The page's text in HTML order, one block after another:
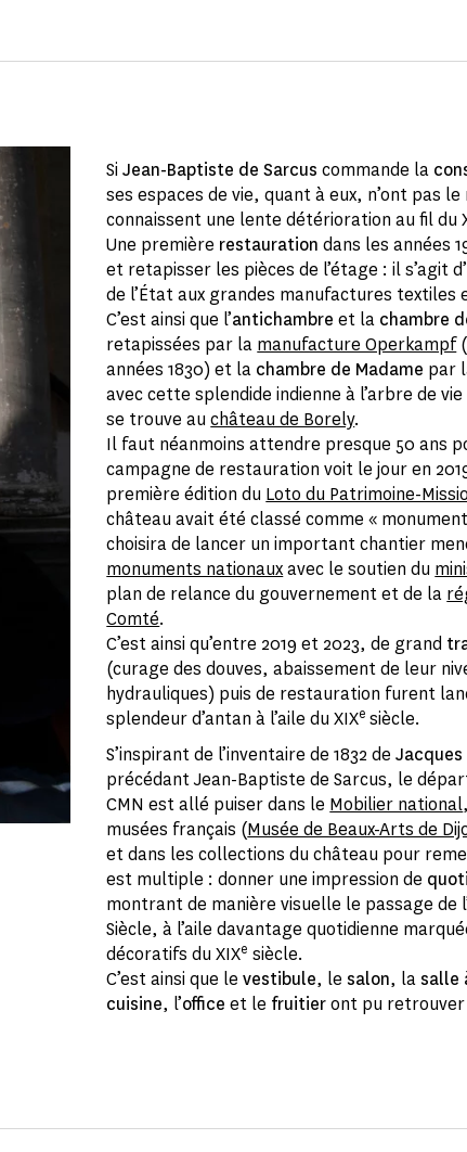
SiJean-Baptiste de Sarcus commande la
ses espaces de vie, quant à eux, n’ont pas
connaissent une lente détérioration au fil du
Une première restaurationdans les années
et retapisser les pièces de l’étage : il s’agit
de l’État aux grandes manufactures textiles
C’est ainsi que l’antichambre et la chambre
retapissées par la manufacture Operkampf
années 1830) et la chambre de Madame par
avec cette splendide indienne à l’arbre de
se trouve auchâteau de Borely.
Il faut néanmoins attendre presque 50 ans
campagne de restauration voit le jour en
première édition du Loto du Patrimoine-
château avait été classé comme «
choisira de lancer un important chantier
monuments nationauxavec le soutien du
plan de relance du gouvernement et de la
Comté.
C’est ainsi qu’entre 2019 et 2023, de grand
(curage des douves, abaissement de leur
hydrauliques) puis de restauration furent
splendeur d’antan à l’aile du XIXesiècle.
S’inspirant de l’inventaire de 1832 deJacques
précédant Jean-Baptiste de Sarcus, le
CMN est allé puiser dans le Mobilier national
musées français (Musée de Beaux-Arts de
et dans les collections du château pour
est multiple : donner une impression de
montrant de manière visuelle le passage de
Siècle, à l’aile davantage quotidienne
décoratifs du XIXe siècle.
C’est ainsi que levestibule, le salon, la salle
cuisine, l’office et le fruitieront pu retrouver